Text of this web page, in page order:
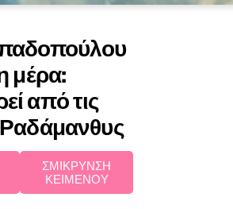
μέρα:
από τις
ΣΜΙΚΡΥΝΣΗ
ΚΕΙΜΕΝΟΥ